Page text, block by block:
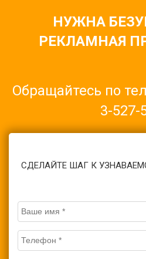
НУЖНА
РЕКЛАМНАЯ
Обращайтесь по
3-527-
СДЕЛАЙТЕ ШАГ К